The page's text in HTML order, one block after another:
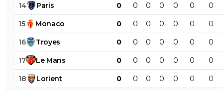
14 Paris 0 0 0 0 0 0 0
15 Monaco 0 0 0 0 0 0 0
16 Troyes 0 0 0 0 0 0 0
17 Le Mans 0 0 0 0 0 0 0
18 Lorient 0 0 0 0 0 0 0